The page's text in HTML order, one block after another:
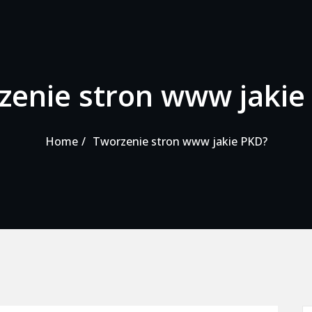
stron www jakie
Home Tworzenie stron www jakie PKD?